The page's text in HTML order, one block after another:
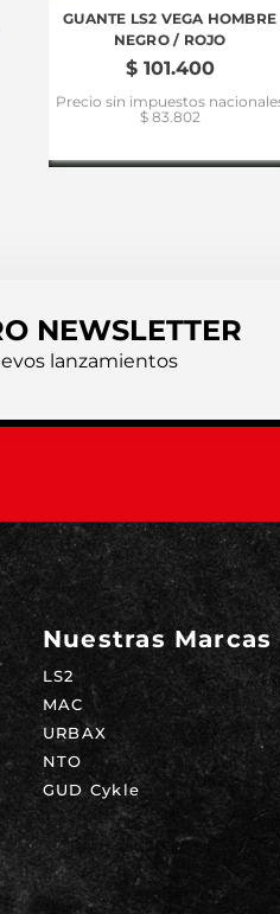
GUANTE LS2 VEGA HOMBRE
NEGRO / ROJO
$ 101.400
Precio sin impuestos
$ 83.802
NEWSLETTER
lanzamientos
Nuestras Marcas
LS2
MAC
URBAX
NTO
GUD Cykle